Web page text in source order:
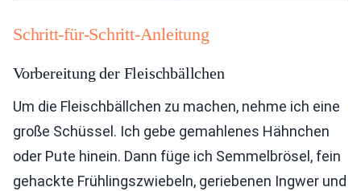
Schritt-für-Schritt-Anleitung
Vorbereitung der Fleischbällchen
Um die Fleischbällchen zu machen, nehme ich eine
große Schüssel. Ich gebe gemahlenes Hähnchen
oder Pute hinein. Dann füge ich Semmelbrösel, fein
gehackte Frühlingszwiebeln, geriebenen Ingwer und